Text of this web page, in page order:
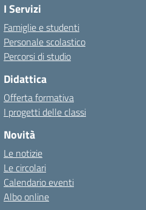
I Servizi
Famiglie e studenti
Personale scolastico
Percorsi di studio
Didattica
Offerta formativa
I progetti delle classi
Novità
Le notizie
Le circolari
Calendario eventi
Albo online